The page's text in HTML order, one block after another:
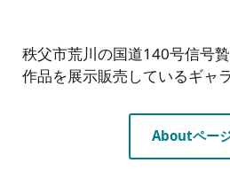
秩父市荒川の国道140号信号
作品を展示販売しているギャ
Aboutペー